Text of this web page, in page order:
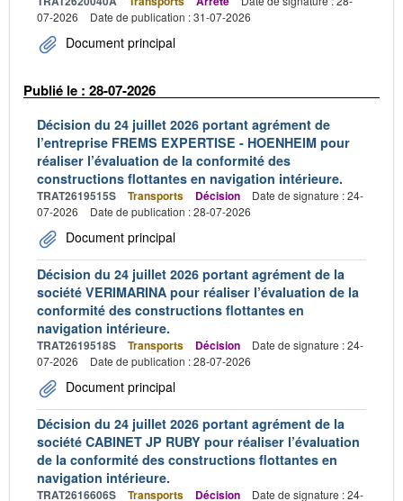
07-2026
Date de publication : 31-07-2026
Document principal
Publié le : 28-07-2026
Décision du 24 juillet 2026 portant agrément de
l’entreprise FREMS EXPERTISE - HOENHEIM pour
réaliser l’évaluation de la conformité des
constructions flottantes en navigation intérieure.
TRAT2619515S Transports Décision
Date de signature : 24-
07-2026
Date de publication : 28-07-2026
Document principal
Décision du 24 juillet 2026 portant agrément de la
société VERIMARINA pour réaliser l’évaluation de la
conformité des constructions flottantes en
navigation intérieure.
TRAT2619518S Transports Décision
Date de signature : 24-
07-2026
Date de publication : 28-07-2026
Document principal
Décision du 24 juillet 2026 portant agrément de la
société CABINET JP RUBY pour réaliser l’évaluation
de la conformité des constructions flottantes en
navigation intérieure.
TRAT2616606S Transports Décision
Date de signature : 24-